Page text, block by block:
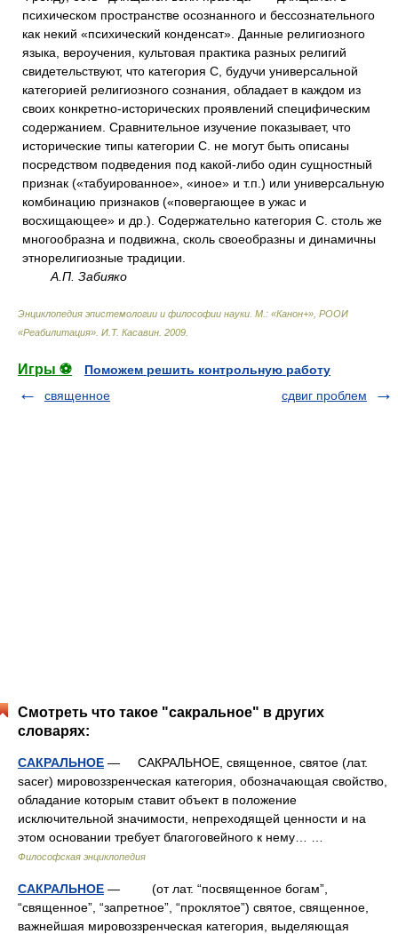
психическом пространстве осознанного и бессознательного
как некий «психический конденсат». Данные религиозного
языка, вероучения, культовая практика разных религий
свидетельствуют, что категория С, будучи универсальной
категорией религиозного сознания, обладает в каждом из
своих конкретно-исторических проявлений специфическим
содержанием. Сравнительное изучение показывает, что
исторические типы категории С. не могут быть описаны
посредством подведения под какой-либо один сущностный
признак («табуированное», «иное» и т.п.) или универсальную
комбинацию признаков («повергающее в ужас и
восхищающее» и др.). Содержательно категория С. столь же
многообразна и подвижна, сколь своеобразны и динамичны
этнорелигиозные традиции.
А.П. Забияко
Энциклопедия эпистемологии и философии науки. М.: «Канон+», РООИ
«Реабилитация» И.Т. Касавин 2009
Игры ⚽
Поможем решить контрольную работу
священное
сдвиг проблем
Смотреть что такое "сакральное" в других
словарях:
САКРАЛЬНОЕ — САКРАЛЬНОЕ, священное, святое (лат.
sacer) мировоззренческая категория, обозначающая свойство,
обладание которым ставит объект в положение
исключительной значимости, непреходящей ценности и на
этом основании требует благоговейного к нему… …
Философская энциклопедия
САКРАЛЬНОЕ — (от лат. “посвященное богам”,
“священное”, “запретное”, “проклятое”) святое, священное,
важнейшая мировоззренческая категория, выделяющая